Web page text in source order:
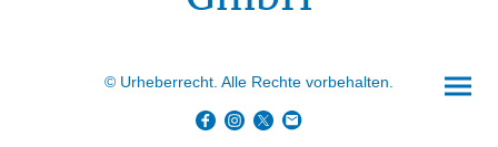
© Urheberrecht. Alle Rechte vorbehalten.